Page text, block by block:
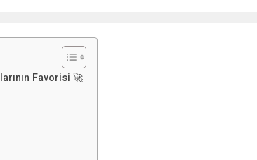
Favorisi 🚀